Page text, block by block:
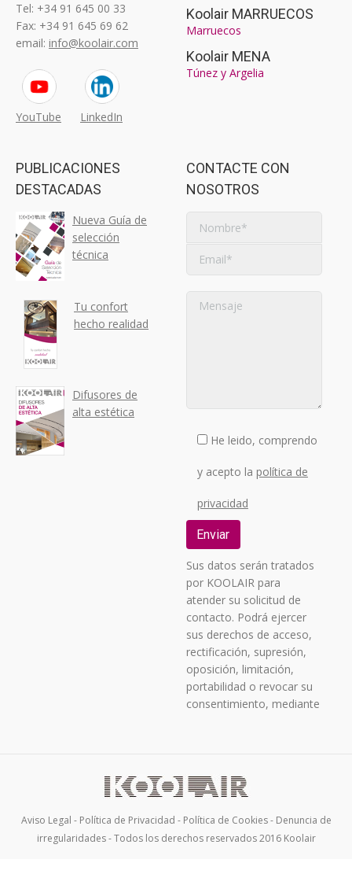
Tel: +34 91 645 00 33
Fax: +34 91 645 69 62
email: info@koolair.com
YouTube LinkedIn
Koolair MARRUECOS
Marruecos
Koolair MENA
Túnez y Argelia
PUBLICACIONES
DESTACADAS
Nueva Guía de
selección
técnica
Tu confort
hecho realidad
Difusores de
alta estética
CONTACTE CON
NOSOTROS
He leido, comprendo
y acepto la política de
privacidad
Sus datos serán tratados
por KOOLAIR para
atender su solicitud de
contacto. Podrá ejercer
sus derechos de acceso,
rectificación, supresión,
oposición, limitación,
portabilidad o revocar su
consentimiento, mediante
FUENSANTA», 28936
MÓSTOLES (MADRID),
identificándose como
usuario de la página de
Aviso Legal - Política de Privacidad - Política de Cookies- Denuncia de
irregularidades- Todos los derechos reservados 2016 Koolair